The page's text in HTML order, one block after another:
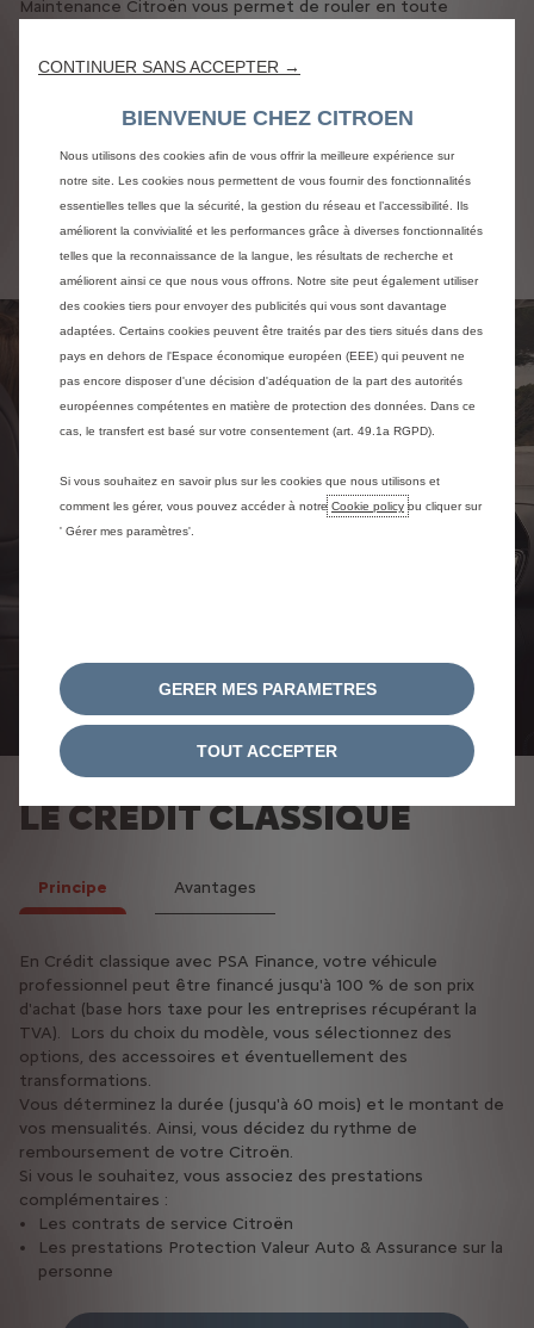
Maintenance Citroën vous permet de rouler en toute
point de vente, sans vous soucier de sa revente. Votre
location reste simple afin de vous garantir une efficacité
optimale.
En savoir plus
LE CRÉDIT CLASSIQUE
En Crédit classique avec PSA Finance, votre véhicule
professionnel peut être financé jusqu'à 100 % de son prix
d'achat (base hors taxe pour les entreprises récupérant la
TVA). Lors du choix du modèle, vous sélectionnez des
options, des accessoires et éventuellement des
transformations.
Vous déterminez la durée (jusqu'à 60 mois) et le montant de
vos mensualités. Ainsi, vous décidez du rythme de
remboursement de votre Citroën.
Si vous le souhaitez, vous associez des prestations
complémentaires :
Les contrats de service Citroën
Les prestations Protection Valeur Auto & Assurance sur la
personne
Intérêts payés entièrement déductibles sur les véhicules
particuliers et utilitaires
TVA récupérable sur les véhicules utilitaires légers pour les
sociétés qui y sont assujetties
Principe Avantages
CONTINUER SANS ACCEPTER →
BIENVENUE CHEZ CITROEN
Nous utilisons des cookies afin de vous offrir la meilleure expérience sur
notre site. Les cookies nous permettent de vous fournir des fonctionnalités
essentielles telles que la sécurité, la gestion du réseau et l’accessibilité. Ils
améliorent la convivialité et les performances grâce à diverses fonctionnalités
telles que la reconnaissance de la langue, les résultats de recherche et
améliorent ainsi ce que nous vous offrons. Notre site peut également utiliser
des cookies tiers pour envoyer des publicités qui vous sont davantage
adaptées. Certains cookies peuvent être traités par des tiers situés dans des
pays en dehors de l'Espace économique européen (EEE) qui peuvent ne
pas encore disposer d'une décision d'adéquation de la part des autorités
européennes compétentes en matière de protection des données. Dans ce
cas, le transfert est basé sur votre consentement (art. 49.1a RGPD).
Si vous souhaitez en savoir plus sur les cookies que nous utilisons et
comment les gérer, vous pouvez accéder à notre Cookie policy ou cliquer sur
' Gérer mes paramètres'.
GERER MES PARAMETRES
TOUT ACCEPTER